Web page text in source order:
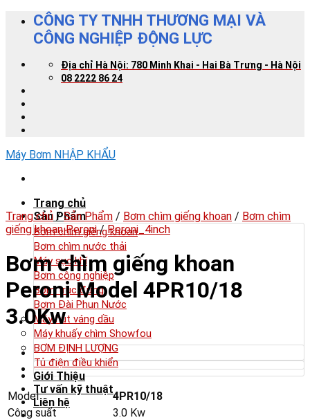
Skip
content
CÔNG TY TNHH THƯƠNG MẠI VÀ
CÔNG NGHIỆP ĐỘNG LỰC
Địa chỉ Hà Nội: 780 Minh Khai - Hai Bà Trưng - Hà Nội
08 2222 86 24
Máy Bơm NHẬP KHẨU
Trang chủ
Sản Phẩm
Bơm chìm giếng khoan
Bơm chìm nước thải
Máy sục khí
Bơm công nghiệp
Bơm trục đứng
Bơm Đài Phun Nước
Máy hút váng dầu
Máy khuấy chìm Showfou
BƠM ĐỊNH LƯỢNG
Tủ điện điều khiển
Giới Thiệu
Tư vấn kỹ thuật
Liên hệ
Trang chủ / Sản Phẩm / Bơm chìm giếng khoan / Bơm chìm
giếng khoan Peroni / Peroni_4inch
Bơm chìm giếng khoan
Peroni Model 4PR10/18
3.0Kw
Model
4PR10/18
Công suất
3.0 Kw